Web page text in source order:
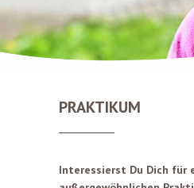
PRAKTIKUM
Interessierst Du Dich für